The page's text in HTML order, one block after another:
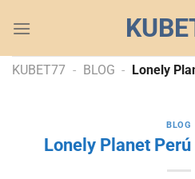
đến
dungKUBET77 - BLOG - Lonely
BLOG
Lonely Planet Perú